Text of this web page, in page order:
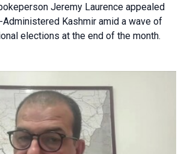
Jeremy Laurence appealed
Kashmir amid a wave of
elections at the end of the month.